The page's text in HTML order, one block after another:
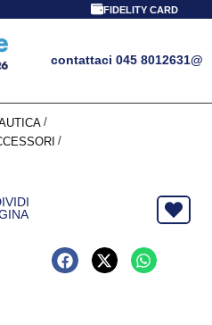
FIDELITY CARD
contattaci 045 8012631@
/
/